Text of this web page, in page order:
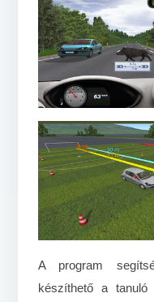
A program
készíthető a